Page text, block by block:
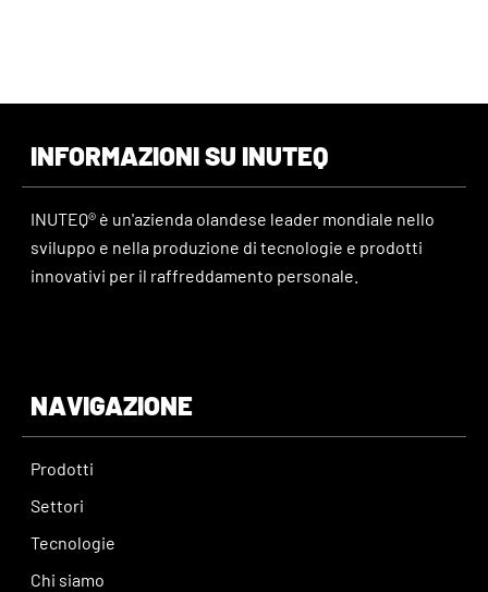
INFORMAZIONI SU INUTEQ
INUTEQ® è un'azienda olandese leader mondiale nello
sviluppo e nella produzione di tecnologie e prodotti
innovativi per il raffreddamento personale.
NAVIGAZIONE
Prodotti
Settori
Tecnologie
Chi siamo